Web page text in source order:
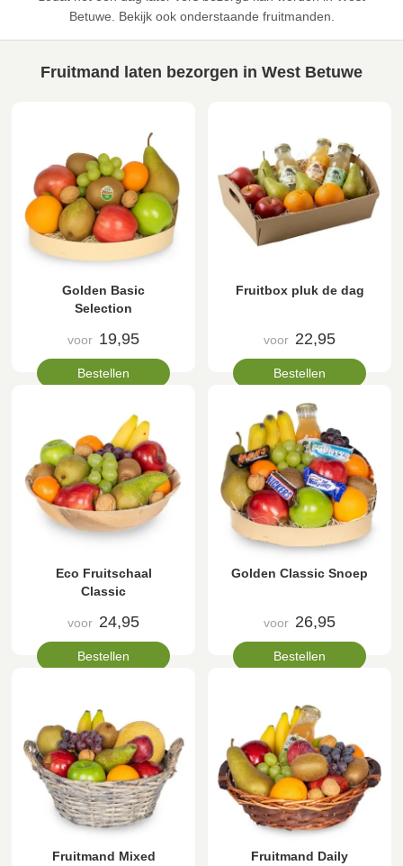
Betuwe. Bekijk ook onderstaande fruitmanden.
Fruitmand laten bezorgen in West Betuwe
Golden Basic
Selection
voor 19,95
Bestellen
Fruitbox pluk de dag
voor 22,95
Bestellen
Eco Fruitschaal
Classic
voor 24,95
Bestellen
Golden Classic Snoep
voor 26,95
Bestellen
Fruitmand Mixed
Fruitmand Daily